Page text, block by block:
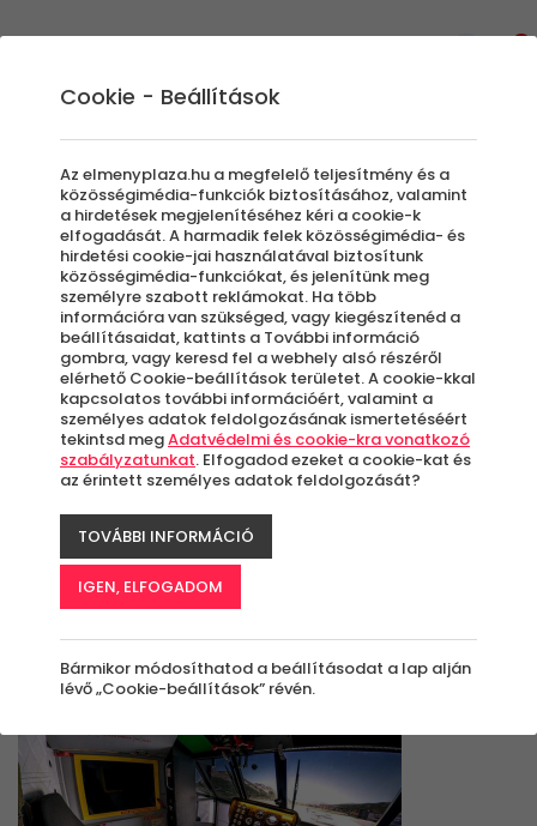
Helikopter Szimulátorok
Az egyedülálló gépezet egy felejthetetlen
sétarepülésre csábítja utasait. A helikopter
pilóták bőrébe bújva fedezhetjük fel a
magasból, hogy milyen érzés lehet egy ilyen
vasmadarat a levegőben tartani.
Szűrők beállítása
Élmények
Cookie - Beállítások
Az elmenyplaza.hu a megfelelő teljesítmény és a
közösségimédia-funkciók biztosításához, valamint
a hirdetések megjelenítéséhez kéri a cookie-k
elfogadását. A harmadik felek közösségimédia- és
hirdetési cookie-jai használatával biztosítunk
közösségimédia-funkciókat, és jelenítünk meg
személyre szabott reklámokat. Ha több
információra van szükséged, vagy kiegészítenéd a
beállításaidat, kattints a További információ
gombra, vagy keresd fel a webhely alsó részéről
elérhető Cookie-beállítások területet. A cookie-kkal
kapcsolatos további információért, valamint a
személyes adatok feldolgozásának ismertetéséért
tekintsd megAdatvédelmi és cookie-kra vonatkozó
szabályzatunkat. Elfogadod ezeket a cookie-kat és
az érintett személyes adatok feldolgozását?
TOVÁBBI INFORMÁCIÓ
IGEN, ELFOGADOM
Bármikor módosíthatod a beállításodat a lap alján
lévő „Cookie-beállítások” révén.